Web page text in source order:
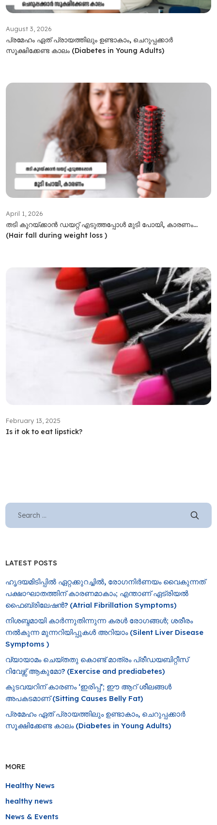
August 3, 2026
പ്രമേഹം ഏത് പ്രായത്തിലും ഉണ്ടാകാം, ചെറുപ്പക്കാർ
സൂക്ഷിക്കേണ്ട കാലം (Diabetes in Young Adults)
April 1, 2026
തടി കുറയ്ക്കാൻ ഡയറ്റ് എടുത്തപ്പോൾ മുടി പോയി, കാരണം…
(Hair fall during weight loss )
February 13, 2025
Is it ok to eat lipstick?
LATEST POSTS
ഹൃദയമിടിപ്പിൽ ഏറ്റക്കുറച്ചിൽ, രോ​ഗനിർണയം വൈകുന്നത്
പക്ഷാഘാതത്തിന് കാരണമാകാം; എന്താണ് ഏട്രിയൽ
ഫൈബ്രിലേഷൻ? (Atrial Fibrillation Symptoms)
നിശബ്ദമായി കാർന്നുതിന്നുന്ന കരൾ രോഗങ്ങൾ; ശരീരം
നൽകുന്ന മുന്നറിയിപ്പുകൾ അറിയാം (Silent Liver Disease
Symptoms )
വ്യായാമം ചെയ്തതു കൊണ്ട് മാത്രം പ്രീഡയബിറ്റീസ്
റിവേഴ്സ് ആകുമോ? (Exercise and prediabetes)
കുടവയറിന് കാരണം ‘ഇരിപ്പ്’; ഈ ആറ് ശീലങ്ങൾ
അപകടമാണ് (Sitting Causes Belly Fat)
പ്രമേഹം ഏത് പ്രായത്തിലും ഉണ്ടാകാം, ചെറുപ്പക്കാർ
സൂക്ഷിക്കേണ്ട കാലം (Diabetes in Young Adults)
MORE
Healthy News
healthy news
News & Events